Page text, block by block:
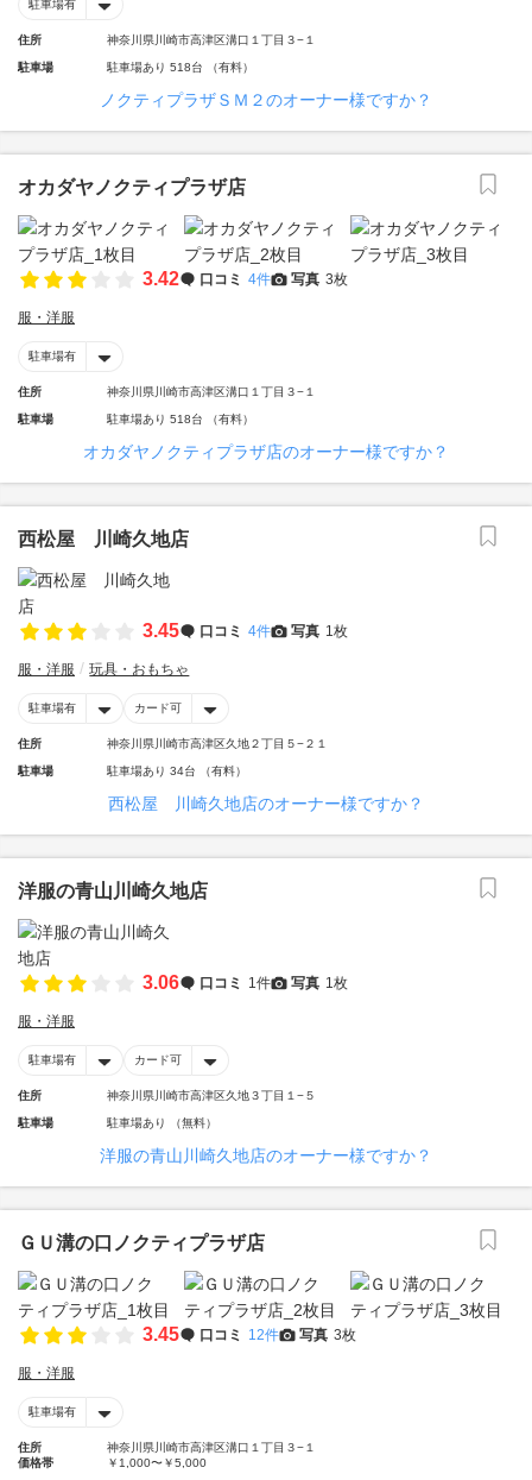
駐車場有
住所 神奈川県川崎市高津区溝口１丁目３−１
駐車場 駐車場あり 518台 （有料）
ノクティプラザＳＭ２のオーナー様ですか？
オカダヤノクティプラザ店
3.42 口コミ 4件 写真 3枚
服・洋服
駐車場有
住所 神奈川県川崎市高津区溝口１丁目３−１
駐車場 駐車場あり 518台 （有料）
オカダヤノクティプラザ店のオーナー様ですか？
西松屋 川崎久地店
3.45 口コミ 4件 写真 1枚
服・洋服 玩具・おもちゃ
駐車場有 カード可
住所 神奈川県川崎市高津区久地２丁目５−２１
駐車場 駐車場あり 34台 （有料）
西松屋 川崎久地店のオーナー様ですか？
洋服の青山川崎久地店
3.06 口コミ 1件 写真 1枚
服・洋服
駐車場有 カード可
住所 神奈川県川崎市高津区久地３丁目１−５
駐車場 駐車場あり （無料）
洋服の青山川崎久地店のオーナー様ですか？
ＧＵ溝の口ノクティプラザ店
3.45 口コミ 12件 写真 3枚
服・洋服
駐車場有
住所
神奈川県川崎市高津区溝口１丁目３−１
価格帯
￥1,000〜￥5,000